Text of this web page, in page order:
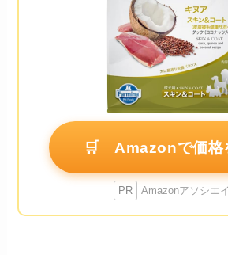
🛒 Amazonで価格
PR Amazonアソシエ